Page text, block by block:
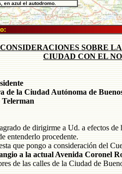
en azul el autodromo.
SOBRE
CIUDAD CON EL
de la Ciudad Autónoma de
de dirigirme a Ud. a efectos
entenderlo procedente.
que pongo a consideración del
a la actual Avenida Coronel
de las calles de la Ciudad de